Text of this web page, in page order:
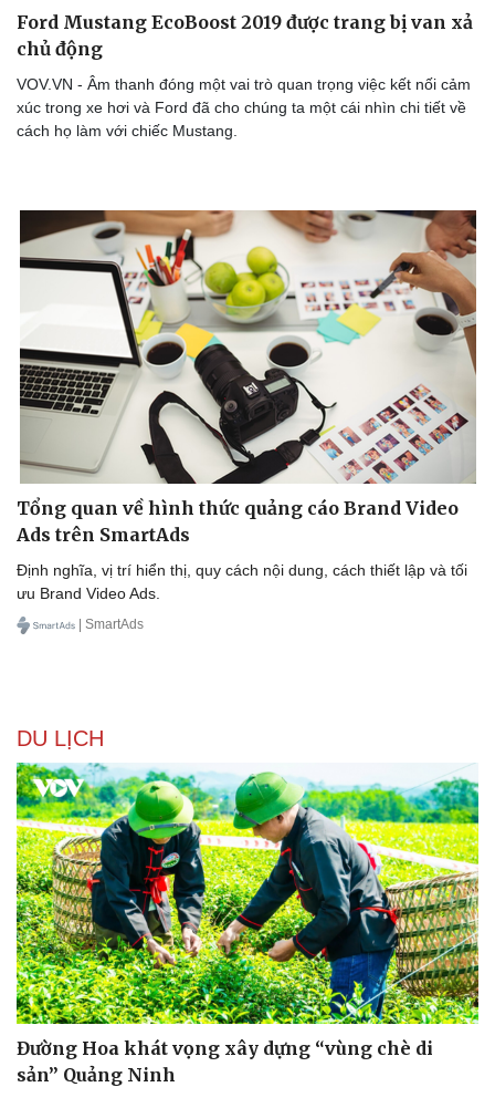
Văn hóa
Sân khấu - Điện ảnh
Văn học
Âm nhạc
Di sản
Giải trí
Nghệ sĩ
Thời trang
Sao Việt
Ford Mustang EcoBoost 2019 được trang bị van xả
chủ động
VOV.VN - Âm thanh đóng một vai trò quan trọng việc kết nối cảm
xúc trong xe hơi và Ford đã cho chúng ta một cái nhìn chi tiết về
cách họ làm với chiếc Mustang.
Tổng quan về hình thức quảng cáo Brand Video
Ads trên SmartAds
Định nghĩa, vị trí hiển thị, quy cách nội dung, cách thiết lập và tối
ưu Brand Video Ads.
| SmartAds
DU LỊCH
Đường Hoa khát vọng xây dựng “vùng chè di
sản” Quảng Ninh